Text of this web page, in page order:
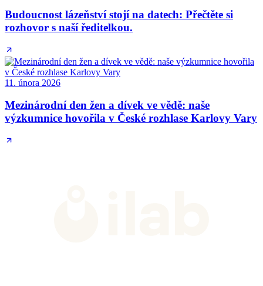
Budoucnost lázeňství stojí na datech: Přečtěte si
rozhovor s naší ředitelkou.
11. února 2026
Mezinárodní den žen a dívek ve vědě: naše
výzkumnice hovořila v České rozhlase Karlovy Vary